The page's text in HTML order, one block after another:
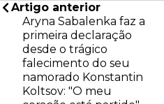
Artigo anterior
Aryna Sabalenka faz a
primeira declaração
desde o trágico
falecimento do seu
namorado Konstantin
Koltsov: "O meu